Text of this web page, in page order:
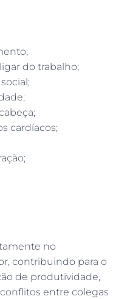
do trabalho;
cardíacos;
no
contribuindo para o
de produtividade,
entre colegas